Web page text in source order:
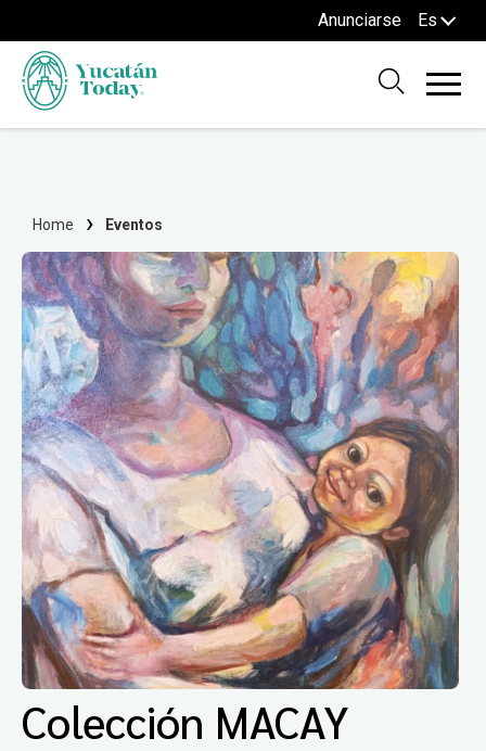
Anunciarse Es
Home Eventos
Colección MACAY